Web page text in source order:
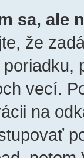
sa, ale
že
vecí.
na